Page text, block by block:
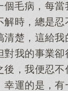
個毛病，每當
解時，總是忍
清楚，這給我
對我的事業卻
後，我便忍不
幸運的是，有